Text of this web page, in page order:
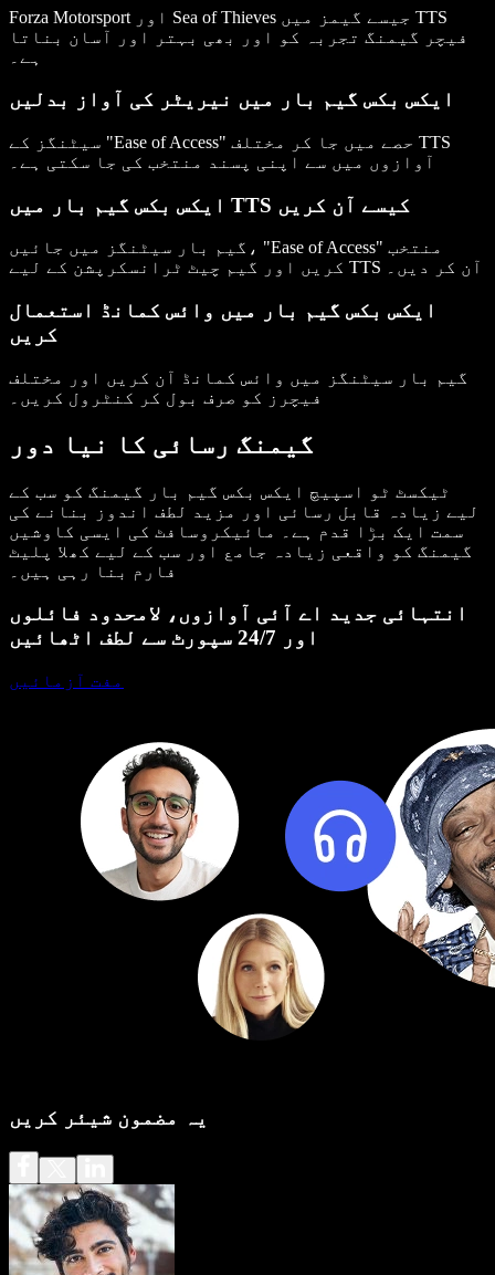
Forza Motorsport اور Sea of Thieves جیسے گیمز میں TTS
فیچر گیمنگ تجربہ کو اور بھی بہتر اور آسان بناتا
ہے۔
ایکس بکس گیم بار میں نیریٹر کی آواز بدلیں
سیٹنگز کے "Ease of Access" حصے میں جا کر مختلف TTS
آوازوں میں سے اپنی پسند منتخب کی جا سکتی ہے۔
ایکس بکس گیم بار میں TTS کیسے آن کریں
گیم بار سیٹنگز میں جائیں، "Ease of Access" منتخب
کریں اور گیم چیٹ ٹرانسکرپشن کے لیے TTS آن کر دیں۔
ایکس بکس گیم بار میں وائس کمانڈ استعمال
کریں
گیم بار سیٹنگز میں وائس کمانڈ آن کریں اور مختلف
فیچرز کو صرف بول کر کنٹرول کریں۔
گیمنگ رسائی کا نیا دور
ٹیکسٹ ٹو اسپیچ ایکس بکس گیم بار
گیمنگ کو سب کے
لیے زیادہ قابل رسائی اور مزید لطف اندوز بنانے کی
سمت ایک بڑا قدم ہے۔ مائیکروسافٹ کی ایسی کاوشیں
گیمنگ کو واقعی زیادہ جامع اور سب کے لیے کھلا پلیٹ
فارم بنا رہی ہیں۔
انتہائی جدید اے آئی آوازوں، لامحدود فائلوں
اور 24/7 سپورٹ سے لطف اٹھائیں
مفت آزمائیں
یہ مضمون شیئر کریں